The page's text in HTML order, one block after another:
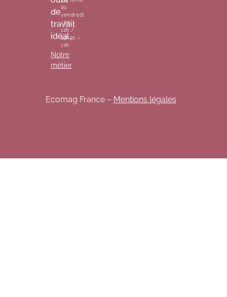
de
travail
idéal.
Notre
métier
au
vendredi
: 8h –
12h /
13h30 –
17h
Ecomag France – Mentions légales